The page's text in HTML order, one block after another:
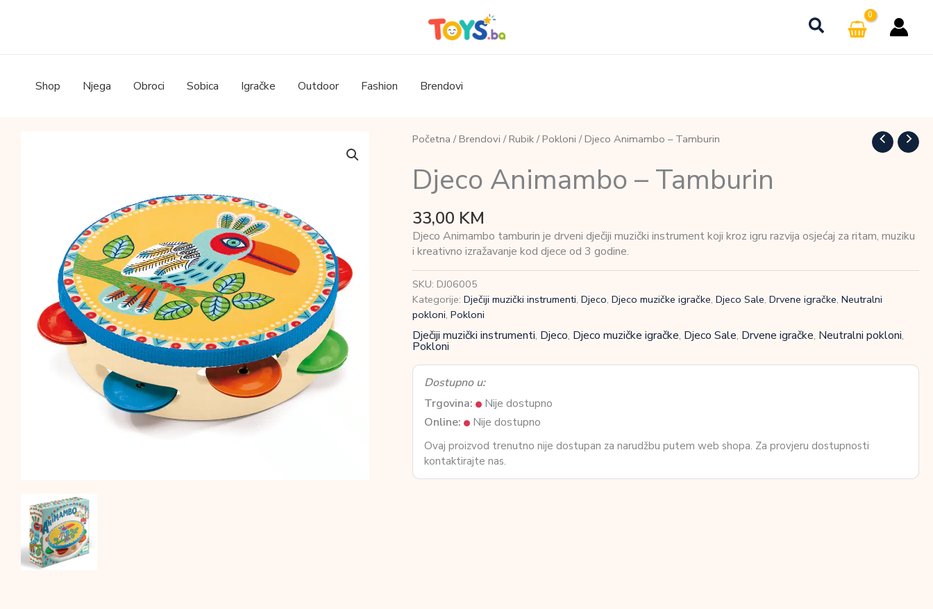
Shop Njega Obroci Sobica Igračke Outdoor Fashion Brendovi
Početna / Brendovi / Rubik/ Pokloni / Djeco Animambo – Tamburin
Djeco Animambo – Tamburin
33,00 KM
Djeco Animambo tamburin je drveni dječiji muzički instrument koji kroz igru razvija osjećaj za ritam, muziku
i kreativno izražavanje kod djece od 3 godine.
SKU: DJ06005
Kategorije: Dječiji muzički instrumenti, Djeco, Djeco muzičke igračke, Djeco Sale, Drvene igračke, Neutralni
pokloni, Pokloni
Dječiji muzički instrumenti, Djeco, Djeco muzičke igračke, Djeco Sale, Drvene igračke, Neutralni pokloni,
Pokloni
Dostupno u:
Trgovina:
Nije dostupno
Online:
Nije dostupno
Ovaj proizvod trenutno nije dostupan za narudžbu putem web shopa. Za provjeru dostupnosti
kontaktirajte nas.